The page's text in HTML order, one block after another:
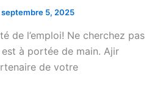
septembre 5, 2025
de l’emploi! Ne cherchez pas
à portée de main. Ajir
de votre